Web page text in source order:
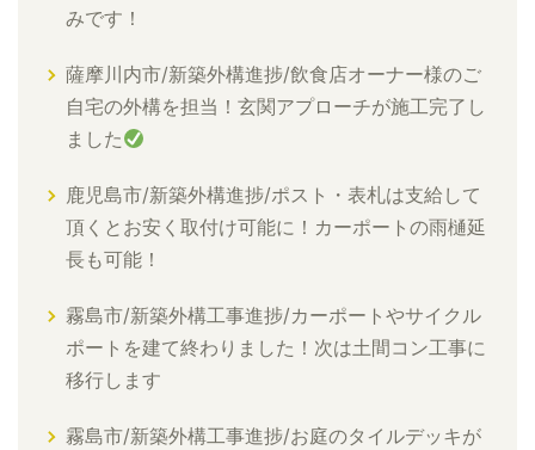
みです！
薩摩川内市/新築外構進捗/飲食店オーナー様のご
自宅の外構を担当！玄関アプローチが施工完了し
ました
鹿児島市/新築外構進捗/ポスト・表札は支給して
頂くとお安く取付け可能に！カーポートの雨樋延
長も可能！
霧島市/新築外構工事進捗/カーポートやサイクル
ポートを建て終わりました！次は土間コン工事に
移行します
霧島市/新築外構工事進捗/お庭のタイルデッキが